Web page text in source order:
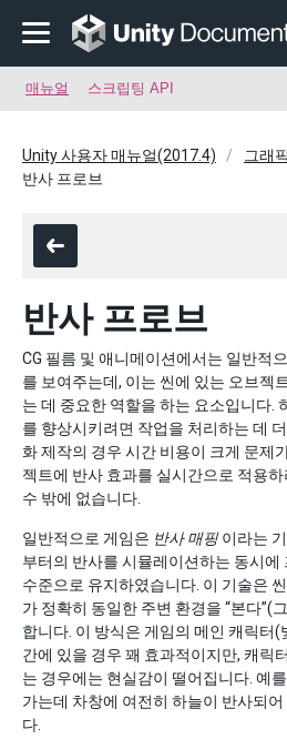
매뉴얼 스크립팅 API
Unity 사용자 매뉴얼(2017.4) 그래
반사 프로브
반사 프로브
CG 필름 및 애니메이션에서는 일반적
를 보여주는데, 이는 씬에 있는 오브젝
는 데 중요한 역할을 하는 요소입니다.
를 향상시키려면 작업을 처리하는 데
화 제작의 경우 시간 비용이 크게 문제
젝트에 반사 효과를 실시간으로 적용
수 밖에 없습니다.
일반적으로 게임은 반사 매핑이라는
부터의 반사를 시뮬레이션하는 동시에
수준으로 유지하였습니다. 이 기술은
가 정확히 동일한 주변 환경을 “본다”(
합니다. 이 방식은 게임의 메인 캐릭터
간에 있을 경우 꽤 효과적이지만, 캐릭
는 경우에는 현실감이 떨어집니다. 예
가는데 차창에 여전히 하늘이 반사되
다.